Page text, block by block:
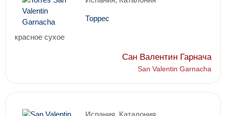
Торрес
красное сухое
Сан Валентин Гарнача
San Valentin Garnacha
Испания, Каталония